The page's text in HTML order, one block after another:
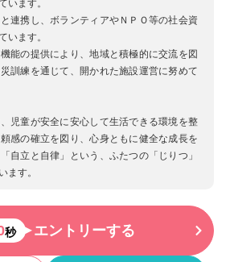
います。
連携し、ボランティアやＮＰＯ等の社会資
います。
能の提供により、地域と積極的に交流を図
訓練を通じて、開かれた施設運営に努めて
児童が安全に安心して生活できる環境を整
感の確立を図り、心身ともに健全な成長を
自立と自律」という、ふたつの「じりつ」
ます。
秒 エントリーする